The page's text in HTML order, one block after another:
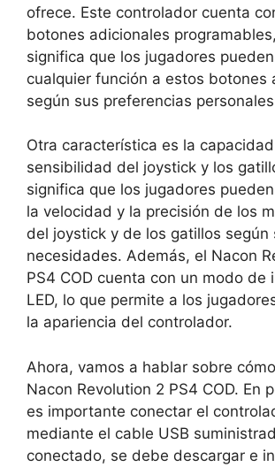
ofrece. Este controlador cuenta
botones adicionales
significa que los jugadores
cualquier función a estos botones
según sus preferencias
Otra característica es la
sensibilidad del joystick y los
significa que los jugadores
la velocidad y la precisión de los
del joystick y de los gatillos según
necesidades. Además, el Nacon
PS4 COD cuenta con un modo de
LED, lo que permite a los
la apariencia del controlador.
Ahora, vamos a hablar sobre
Nacon Revolution 2 PS4 COD. En
es importante conectar el
mediante el cable USB
conectado, se debe descargar e